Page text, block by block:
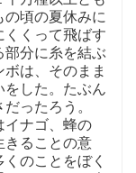
頃の夏休みに
くって飛ばす
分に糸を結ぶ
は、そのまま
した。たぶん
ったろう。
ナゴ、蜂の
きることの意
のことをぼく